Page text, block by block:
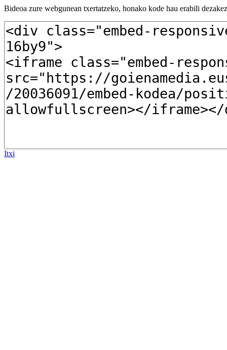
Bideoa zure webgunean txertatzeko, honako kode hau erabili
Itxi